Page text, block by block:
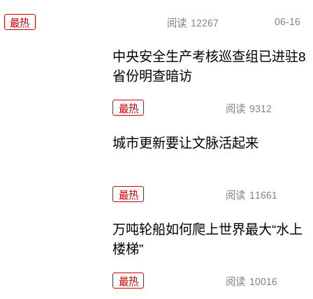
最热 阅读 12267 06-16
中央安全生产考核巡查组已进驻8
省份明查暗访
最热 阅读 9312
城市更新要让文脉活起来
最热 阅读 11661
万吨轮船如何爬上世界最大“水上
楼梯”
最热 阅读 10016